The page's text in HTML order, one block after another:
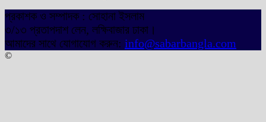
প্রকাশক ও সম্পাদক : সোহানা ইসলাম
৩/১৩ প্রতাপদাশ লেন, লক্ষিবাজার ঢাকা।
আমাদের সাথে যোগাযোগ করুন: info@sabarbangla.com
©